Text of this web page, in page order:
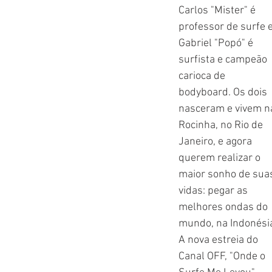
Coluna "Turismo" - Sul
Memória Posto Seis - pessoas
Variedades
Carlos "Mister" é
professor de surfe
Gabriel "Popó" é
surfista e campeão
carioca de
bodyboard. Os dois
nasceram e vivem
Rocinha, no Rio de
Janeiro, e agora
querem realizar o
maior sonho de
vidas: pegar as
melhores ondas do
mundo, na
A nova estreia do
Canal OFF, "Onde o